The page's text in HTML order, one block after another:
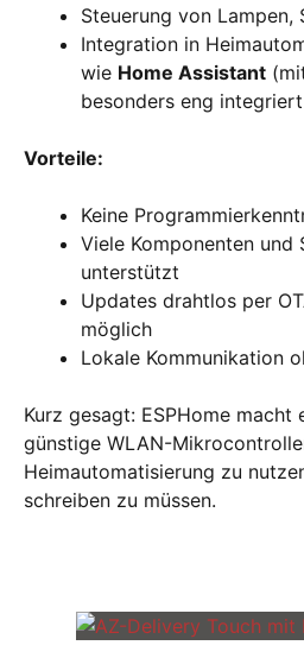
Steuerung von Lampen,
Integration in
wie Home Assistant
besonders eng
Vorteile:
Keine
Viele Komponenten und
unterstützt
Updates drahtlos per
möglich
Lokale Kommunikation
Kurz gesagt: ESPHome macht
günstige WLAN-
Heimautomatisierung zu
schreiben zu müssen.